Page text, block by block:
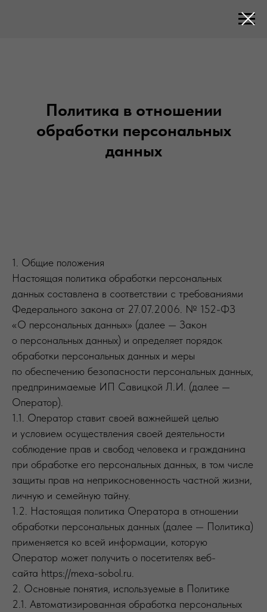
Политика в отношении
обработки персональных
данных
1. Общие положения
Настоящая политика обработки персональных
данных составлена в соответствии с требованиями
Федерального закона от 27.07.2006. № 152-ФЗ
«О персональных данных» (далее — Закон
о персональных данных) и определяет порядок
обработки персональных данных и меры
по обеспечению безопасности персональных данных,
предпринимаемые ИП Савицкой Л.И. (далее —
Оператор).
1.1. Оператор ставит своей важнейшей целью
и условием осуществления своей деятельности
соблюдение прав и свобод человека и гражданина
при обработке его персональных данных, в том числе
защиты прав на неприкосновенность частной жизни,
личную и семейную тайну.
1.2. Настоящая политика Оператора в отношении
обработки персональных данных (далее — Политика)
применяется ко всей информации, которую
Оператор может получить о посетителях веб-
сайта https://mexa-sobol.ru.
2. Основные понятия, используемые в Политике
2.1. Автоматизированная обработка персональных